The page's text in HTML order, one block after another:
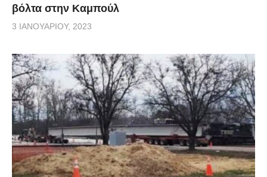
βόλτα στην Καμπούλ
3 ΙΑΝΟΥΑΡΊΟΥ, 2023